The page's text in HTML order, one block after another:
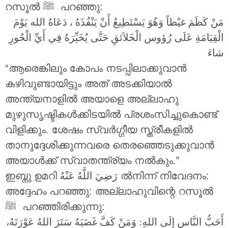
റസൂൽ ‎ﷺ പറഞ്ഞു:
مَنْ كَظَمَ غيْظاً وَهُوَ يَسْتَطِيعُ أَنْ يَنْفُذَهُ ، دَعَاهُ الله يَوْمَ
الْقِيَامَةِ عَلَى رُؤوس الْخَلاَئقِ حَتَّى يُخَيِّرَهُ فِي أَيِّ الْحُورِ
شاءَ
“ആരെങ്കിലും കോപം നടപ്പിലാക്കുവാൻ
കഴിവുണ്ടായിട്ടും അത് അടക്കിയാൽ
അന്ത്യനാളിൽ അയാളെ അല്ലാഹു
മുഴുസൃഷ്ടികൾക്കിടയിൽ പ്രശംസിച്ചുകൊണ്ട്
വിളിക്കും. ശേഷം സ്വർഗ്ഗീയ സ്ത്രീകളിൽ
താനുദ്ദേശിക്കുന്നവരെ തെരഞ്ഞെടുക്കുവാൻ
അയാൾക്ക് സ്വാതന്ത്ര്യം നൽകും.”
ഇബ്നു ഉമറി رَضِيَ اللَّهُ عَنْهُ ൽനിന്ന് നിവേദനം:
അദ്ദേഹം പറഞ്ഞു: അല്ലാഹുവിന്റെ റസൂൽ
‎ﷺ പറഞ്ഞിരിക്കുന്നു:
أَحَبُّ النَّاسِ إِلَى اللهِ: وَمَنْ كَفَّ غَضَبَهُ سَتَرَ اللهُ عَوْرَتَهُ،